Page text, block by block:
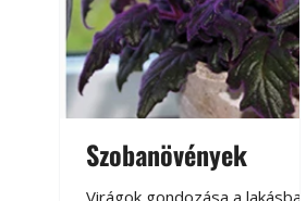
Szobanövények